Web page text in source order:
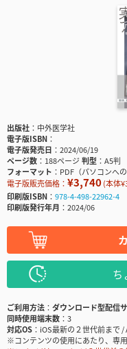
出版社
中外医学社
電子版ISBN
電子版発売日
2024/06/19
ページ数
188ページ判型
A5判
フォーマット
PDF（パソコンへ
電子版販売価格： ¥3,740(本体
印刷版ISBN
978-4-498-22962-4
印刷版発行年月
2024/06
ち
ご利用方法
ダウンロード型配信
同時使用端末数
3
対応OS
iOS最新の２世代前まで
※コンテンツの使用にあたり、専